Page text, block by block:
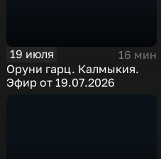
19 июля
16 мин
Оруни гарц. Калмыкия.
Эфир от 19.07.2026